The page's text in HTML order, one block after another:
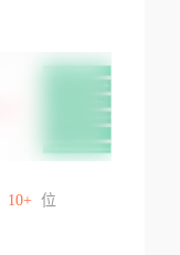
10+ 位